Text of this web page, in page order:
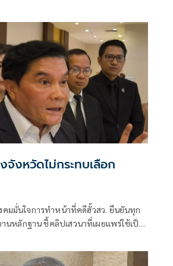
จังหวัดไม่กระทบเลือก
คมมั่นใจการทำหน้าที่คดีฮั้วสว. ยืนยันทุก
นหลักฐาน ชี้คลิปเสวนาที่เผยแพร่ใช้เป็น
ทั้งระบบ